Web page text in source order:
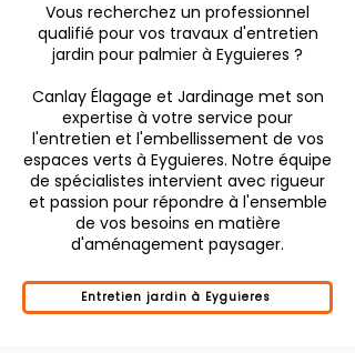
Vous recherchez un professionnel
qualifié pour vos travaux d'entretien
jardin pour palmier à Eyguieres ?
Canlay Élagage et Jardinage met son
expertise à votre service pour
l'entretien et l'embellissement de vos
espaces verts à Eyguieres. Notre équipe
de spécialistes intervient avec rigueur
et passion pour répondre à l'ensemble
de vos besoins en matière
d'aménagement paysager.
Entretien jardin à Eyguieres